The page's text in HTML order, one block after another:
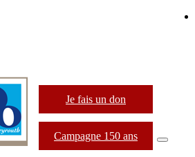
Je fais un don
Campagne 150 ans